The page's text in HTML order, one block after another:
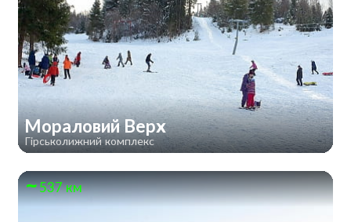
Мораловий Верх
Гірськолижний комплекс
537 км